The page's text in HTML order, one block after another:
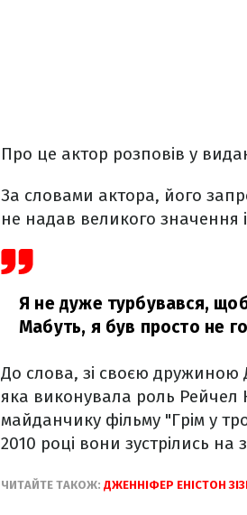
Про це актор розповів у
За словами актора, його
не надав великого значення
Я не дуже турбувався,
Мабуть, я був просто не
До слова, зі своєю дружиною
яка виконувала роль Рейчел
майданчику фільму "Грім у
2010 році вони зустрілись на
ЧИТАЙТЕ ТАКОЖ: ДЖЕННІФЕР ЕНІСТОН